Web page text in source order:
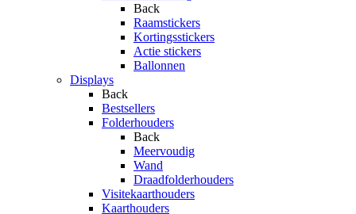
Back
Raamstickers
Kortingsstickers
Actie stickers
Ballonnen
Displays
Back
Bestsellers
Folderhouders
Back
Meervoudig
Wand
Draadfolderhouders
Visitekaarthouders
Kaarthouders